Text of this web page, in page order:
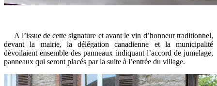
A l’issue de cette signature et avant le vin d’honneur traditionnel,
devant la mairie, la délégation canadienne et la municipalité
dévoilaient ensemble des panneaux indiquant l’accord de jumelage,
panneaux qui seront placés par la suite à l’entrée du village.